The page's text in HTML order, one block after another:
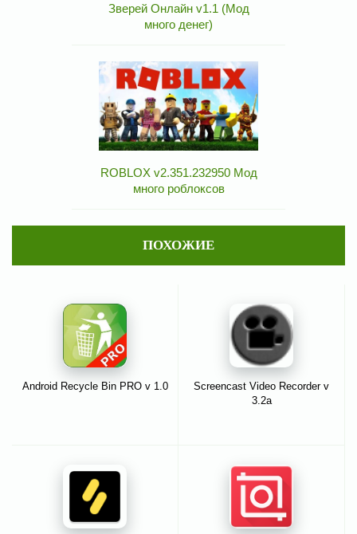
Зверей Онлайн v1.1 (Мод
много денег)
ROBLOX v2.351.232950 Мод
много роблоксов
ПОХОЖИЕ
Android Recycle Bin PRO v 1.0
Screencast Video Recorder v
3.2a